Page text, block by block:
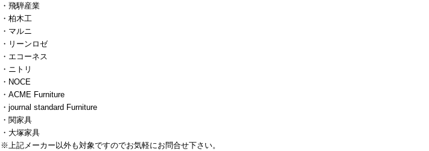
・飛騨産業
・柏木工
・マルニ
・リーンロゼ
・エコーネス
・ニトリ
・NOCE
・ACME Furniture
・journal standard Furniture
・関家具
・大塚家具
※上記メーカー以外も対象ですのでお気軽にお問合せ下さい。